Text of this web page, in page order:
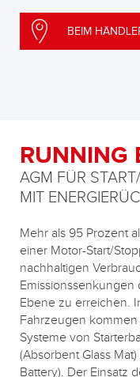
BEIM
RUNNING
AGM FÜR
MIT
Mehr als 95 Prozent
einer Motor-Start/
nachhaltigen
Emissionssenkungen
Ebene zu erreichen.
Fahrzeugen
Systeme von
(Absorbent Glass
Battery). Der Einsatz